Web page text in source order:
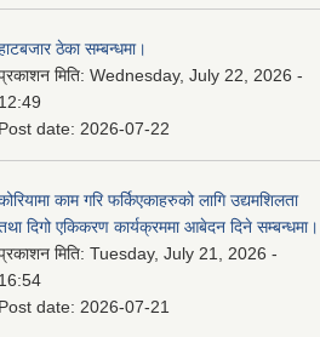
ठेका सम्बन्धमा।
मिति: Wednesday, July 22, 2026 -
12:49
Post date: 2026-07-22
काम गरि फर्किएकाहरुको लागि उद्यमशिलता
दिगो एकिकरण कार्यक्रममा आबेदन दिने सम्बन्धमा।
मिति: Tuesday, July 21, 2026 -
16:54
Post date: 2026-07-21